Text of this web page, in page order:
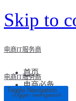
Skip to
电商IT服务商
首页
电商必备
电商IT服务商
Toggle Navigation
Toggle Navigation